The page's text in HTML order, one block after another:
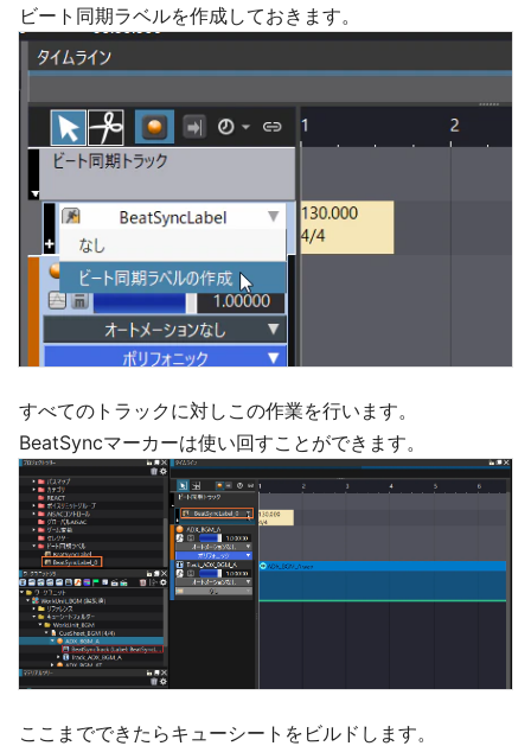
ビート同期ラベルを作成しておきます。
すべてのトラックに対しこの作業を行います。
BeatSyncマーカーは使い回すことができます。
ここまでできたらキューシートをビルドします。